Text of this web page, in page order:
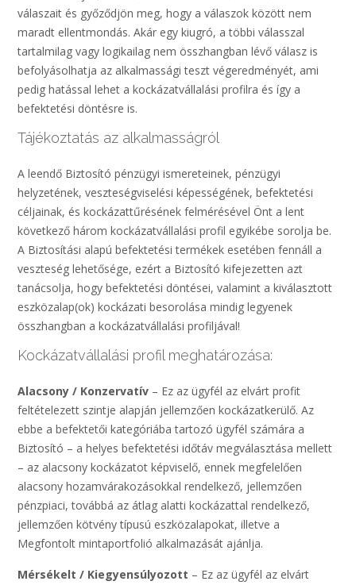
válaszait és győződjön meg, hogy a válaszok között nem
maradt ellentmondás. Akár egy kiugró, a többi válasszal
tartalmilag vagy logikailag nem összhangban lévő válasz is
befolyásolhatja az alkalmassági teszt végeredményét, ami
pedig hatással lehet a kockázatvállalási profilra és így a
befektetési döntésre is.
Tájékoztatás az alkalmasságról
A leendő Biztosító pénzügyi ismereteinek, pénzügyi
helyzetének, veszteségviselési képességének, befektetési
céljainak, és kockázattűrésének felmérésével Önt a lent
következő három kockázatvállalási profil egyikébe sorolja be.
A Biztosítási alapú befektetési termékek esetében fennáll a
veszteség lehetősége, ezért a Biztosító kifejezetten azt
tanácsolja, hogy befektetési döntései, valamint a kiválasztott
eszközalap(ok) kockázati besorolása mindig legyenek
összhangban a kockázatvállalási profiljával!
Kockázatvállalási profil meghatározása:
Alacsony / Konzervatív – Ez az ügyfél az elvárt profit
feltételezett szintje alapján jellemzően kockázatkerülő. Az
ebbe a befektetői kategóriába tartozó ügyfél számára a
Biztosító – a helyes befektetési időtáv megválasztása mellett
– az alacsony kockázatot képviselő, ennek megfelelően
alacsony hozamvárakozásokkal rendelkező, jellemzően
pénzpiaci, továbbá az átlag alatti kockázattal rendelkező,
jellemzően kötvény típusú eszközalapokat, illetve a
Megfontolt mintaportfolió alkalmazását ajánlja.
Mérsékelt / Kiegyensúlyozott – Ez az ügyfél az elvárt